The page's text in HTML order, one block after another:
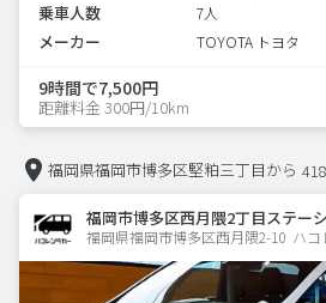
乗車人数 7人
メーカー TOYOTA トヨタ
9時間で7,500円
距離料金 300円/10km
福岡県福岡市博多区堅粕三丁目から
福岡市博多区西月隈2丁目ステー
福岡県福岡市博多区西月隈2-10  ハ